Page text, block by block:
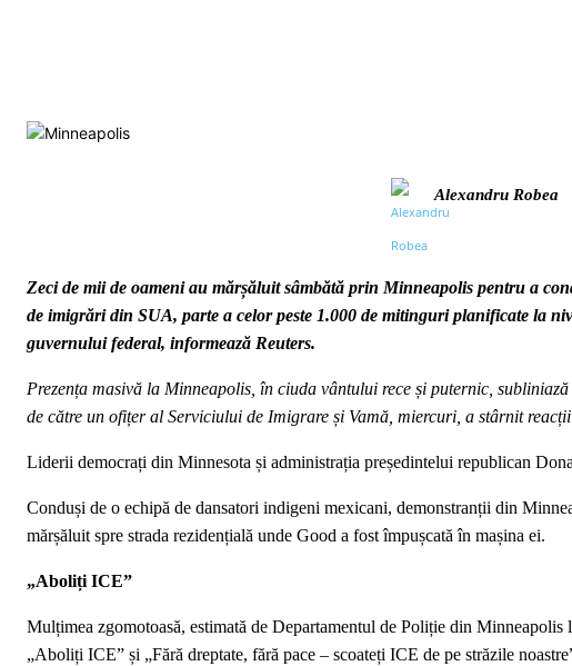
Alexandru Robea
Zeci de mii de oameni au mărșăluit sâmbătă prin Minneapolis pentru a
de imigrări din SUA, parte a celor peste 1.000 de mitinguri planificate la
guvernului federal, informează Reuters.
Prezența masivă la Minneapolis, în ciuda vântului rece și puternic,
de către un ofițer al Serviciului de Imigrare și Vamă, miercuri, a stârnit
Liderii democrați din Minnesota și administrația președintelui republican
Conduși de o echipă de dansatori indigeni mexicani, demonstranții din
mărșăluit spre strada rezidențială unde Good a fost împușcată în mașina ei.
„Aboliți ICE”
Mulțimea zgomotoasă, estimată de Departamentul de Poliție din
„Aboliți ICE” și „Fără dreptate, fără pace – scoateți ICE de pe străzile